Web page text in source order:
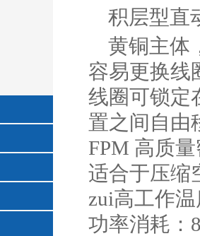
积层型直
黄铜主体
容易更换线
线圈可锁定
置之间自由
FPM 高质
适合于压缩
zui高工作温
功率消耗：